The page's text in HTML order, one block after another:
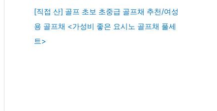
[직접 산] 골프 초보 초중급 골프채 추천/여성
용 골프채 <가성비 좋은 요시노 골프채 풀세
트>